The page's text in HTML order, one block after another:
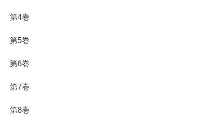
第4巻
第5巻
第6巻
第7巻
第8巻